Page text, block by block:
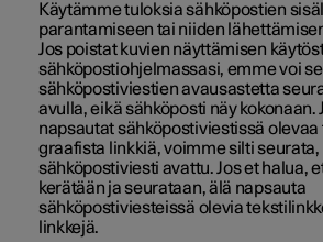
Käytämme tuloksia sähköpostien
parantamiseen tai niiden
Jos poistat kuvien näyttämisen
sähköpostiohjelmassasi, emme voi
sähköpostiviestien avausastetta
avulla, eikä sähköposti näy kokonaan.
napsautat sähköpostiviestissä
graafista linkkiä, voimme silti seurata,
sähköpostiviesti avattu. Jos et halua,
kerätään ja seurataan, älä napsauta
sähköpostiviesteissä olevia
linkkejä.